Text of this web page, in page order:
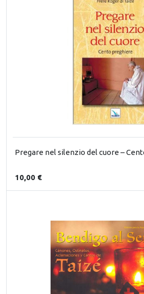
Pregare nel silenzio del cuore –
10,00 €